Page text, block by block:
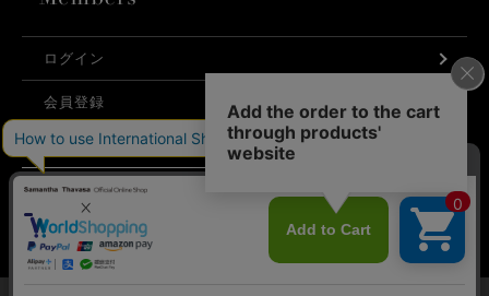
ログイン
会員登録
利用規約
お問い合わせ
プライバシーポリシー
弊社はCookieを利用し、Webの利便性向上に努め
ております。「承諾する」をクリックしていただ
くと、お客様に最適な内容を提供することが可能
承諾する